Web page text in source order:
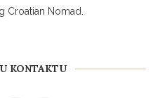
Croatian Nomad.
KONTAKTU